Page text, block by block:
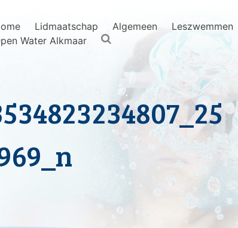
Lidmaatschap Algemeen Leszwemmen
Water Alkmaar